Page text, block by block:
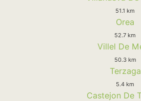
51.1 km
Orea
52.7 km
Villel De
50.3 km
Terzaga
5.4 km
Castejon De